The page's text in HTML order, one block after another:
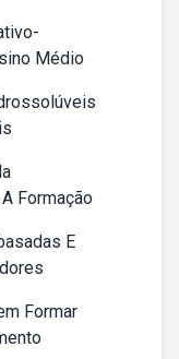
Médio
Formação
E
Formar